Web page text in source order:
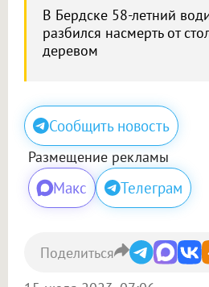
В Бердске 58-летний
разбился насмерть от
деревом
Сообщить новость
Размещение рекламы
Макс Телеграм
Поделиться